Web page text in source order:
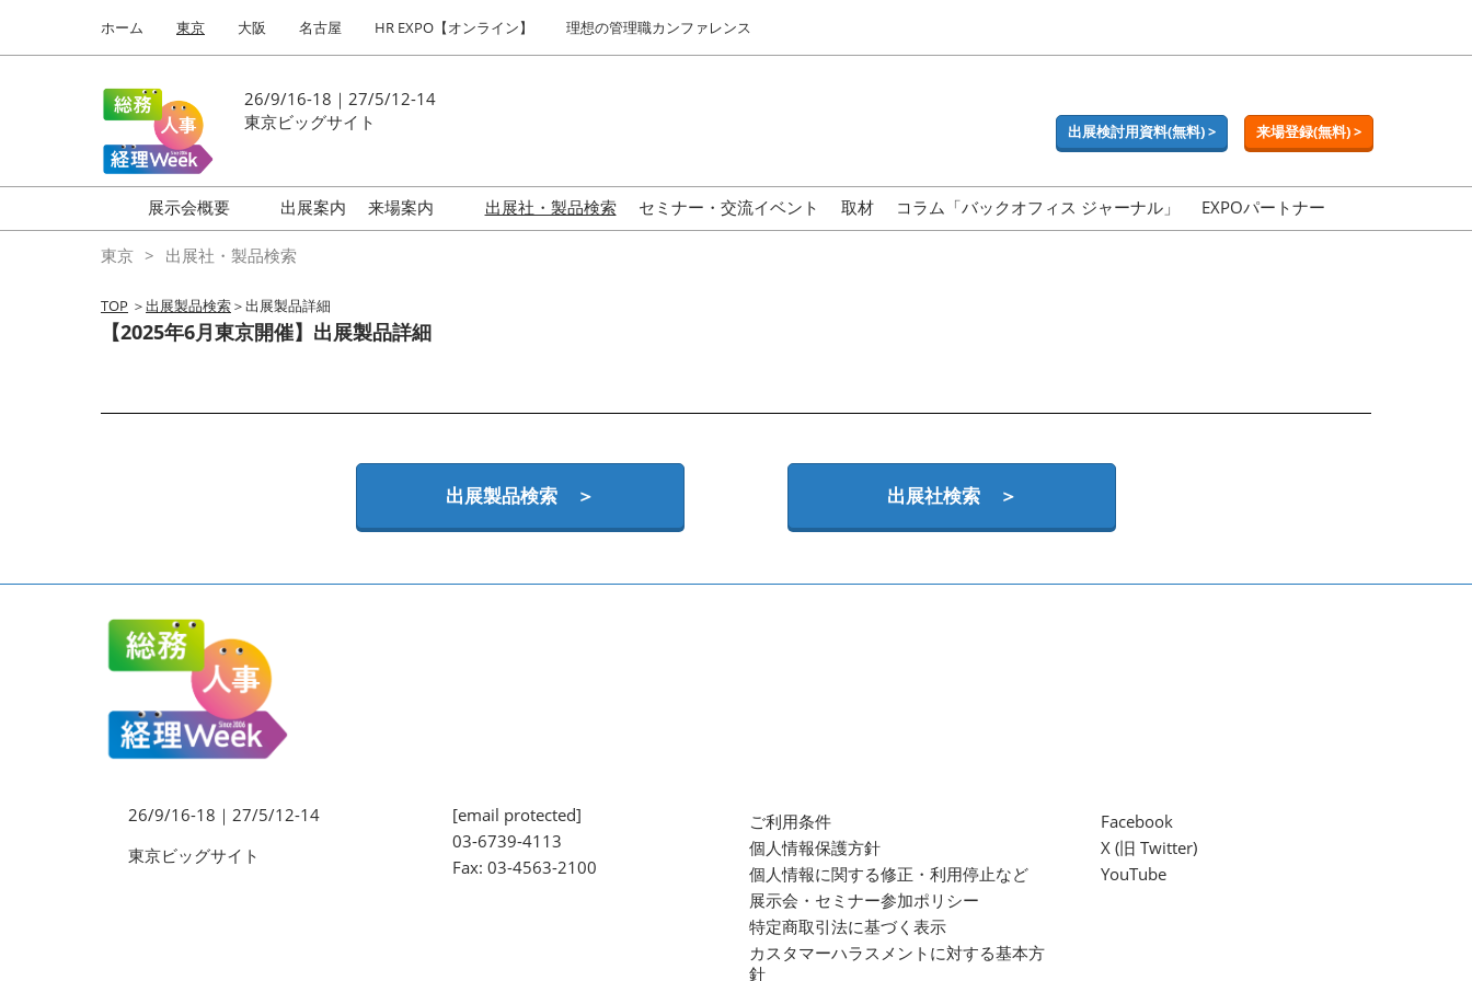
キ
プ
し
て
進
to
ホーム 東京 大阪 名古屋 HR EXPO【オンライン】 理想の管理職カンファレンス
26/9/16-18｜27/5/12-14
東京ビッグサイト
出展検討用資料(無料) > 来場登録(無料) >
展示会概要
働き方改革 EXPO
福利厚生 EXPO
ワークプレイス改革EXPO
【9月より】バックオフィス
AIエージェント EXPO
【9月】展示会概要
出展案内
来場案内
出展社・製品検索 セミナー・交流イベント 取材 コラム「バックオフィス ジャーナル」 EXPOパートナー
東京 出展社・製品検索
TOP ＞出展製品検索＞出展製品詳細
【2025年6月東京開催】出展製品詳細
出展製品検索 ＞ 出展社検索 ＞
26/9/16-18｜27/5/12-14
東京ビッグサイト
[email protected]
03-6739-4113
Fax: 03-4563-2100
ご利用条件
個人情報保護方針
個人情報に関する修正・利用停止など
展示会・セミナー参加ポリシー
特定商取引法に基づく表示
カスタマーハラスメントに対する基本方
針
Facebook
X (旧 Twitter)
YouTube